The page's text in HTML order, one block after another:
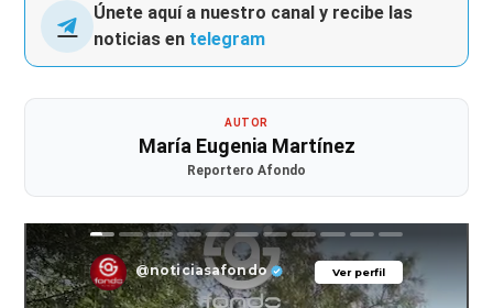
Únete aquí a nuestro canal y recibe las
noticias en telegram
AUTOR
María Eugenia Martínez
Reportero Afondo
Ver perfil
@noticiasafondo Ver perfil